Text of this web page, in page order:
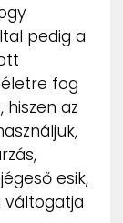
pedig a
fog
hiszen az
esik,
váltogatja